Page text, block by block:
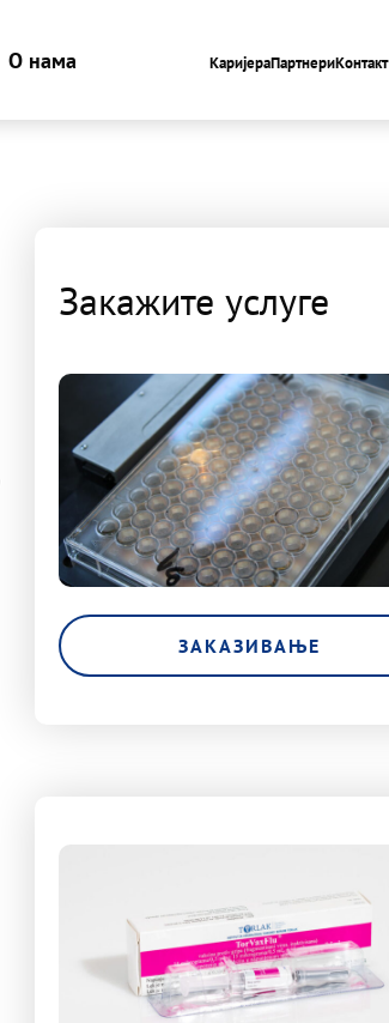
О нама КаријераПартнериКонтакт
Закажите услуге
ЗАКАЗИВАЊЕ